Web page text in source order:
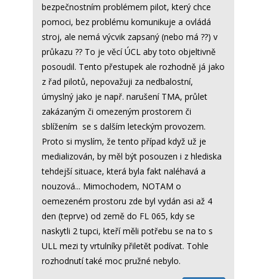
bezpečnostním problémem pilot, který chce
pomoci, bez problému komunikuje a ovládá
stroj, ale nemá výcvik zapsaný (nebo má ??) v
průkazu ?? To je věcí ÚCL aby toto objeltivně
posoudil. Tento přestupek ale rozhodně já jako
z řad pilotů, nepovažuji za nedbalostní,
úmyslný jako je např. narušení TMA, průlet
zakázaným či omezeným prostorem či
sblížením se s dalším leteckým provozem.
Proto si myslím, že tento případ když už je
medializován, by měl být posouzen i z hlediska
tehdejší situace, která byla fakt naléhavá a
nouzová... Mimochodem, NOTAM o
oemezeném prostoru zde byl vydán asi až 4
den (teprve) od země do FL 065, kdy se
naskytli 2 tupci, kteří měli potřebu se na to s
ULL mezi ty vrtulníky přiletět podívat. Tohle
rozhodnutí také moc pružné nebylo.